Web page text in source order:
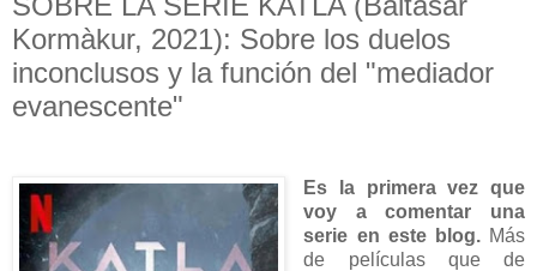
Kormàkur, 2021): Sobre los duelos
inconclusos y la función del "mediador
evanescente"
Es la primera vez que
voy a comentar una
serie en este blog. Más
de películas que de